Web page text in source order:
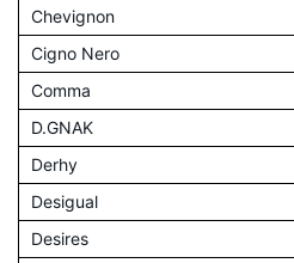
Chevignon
Cigno Nero
Comma
D.GNAK
Derhy
Desigual
Desires